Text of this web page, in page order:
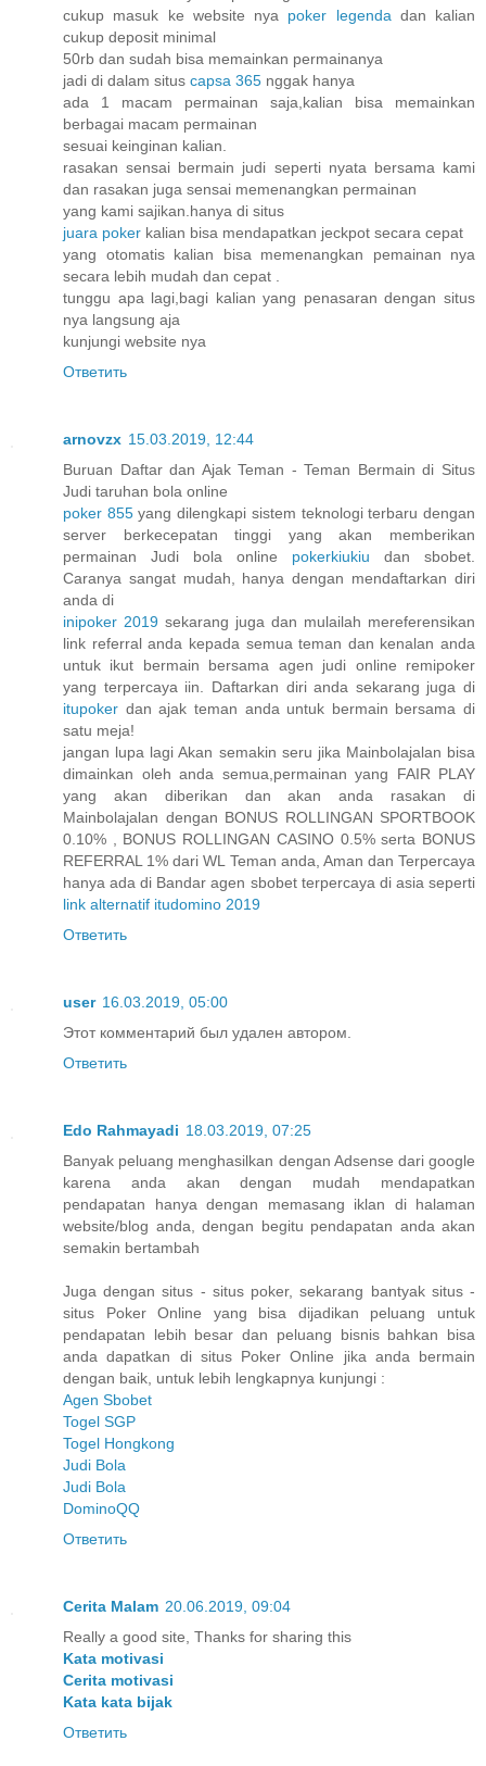
cukup masuk ke website nya poker legenda dan kalian
cukup deposit minimal
50rb dan sudah bisa memainkan permainanya
jadi di dalam situs capsa 365 nggak hanya
ada 1 macam permainan saja,kalian bisa memainkan
berbagai macam permainan
sesuai keinginan kalian.
rasakan sensai bermain judi seperti nyata bersama kami
dan rasakan juga sensai memenangkan permainan
yang kami sajikan.hanya di situs
juara poker kalian bisa mendapatkan jeckpot secara cepat
yang otomatis kalian bisa memenangkan pemainan nya
secara lebih mudah dan cepat .
tunggu apa lagi,bagi kalian yang penasaran dengan situs
nya langsung aja
kunjungi website nya
Ответить
arnovzx 15.03.2019, 12:44
Buruan Daftar dan Ajak Teman - Teman Bermain di Situs
Judi taruhan bola online
poker 855yang dilengkapi sistem teknologi terbaru dengan
server berkecepatan tinggi yang akan memberikan
permainan Judi bola online pokerkiukiu dan sbobet.
Caranya sangat mudah, hanya dengan mendaftarkan diri
anda di
inipoker 2019 sekarang juga dan mulailah mereferensikan
link referral anda kepada semua teman dan kenalan anda
untuk ikut bermain bersama agen judi online remipoker
yang terpercaya iin. Daftarkan diri anda sekarang juga di
itupoker dan ajak teman anda untuk bermain bersama di
satu meja!
jangan lupa lagi Akan semakin seru jika Mainbolajalan bisa
dimainkan oleh anda semua,permainan yang FAIR PLAY
yang akan diberikan dan akan anda rasakan di
Mainbolajalan dengan BONUS ROLLINGAN SPORTBOOK
0.10% , BONUS ROLLINGAN CASINO 0.5% serta BONUS
REFERRAL 1% dari WL Teman anda, Aman dan Terpercaya
hanya ada di Bandar agen sbobet terpercaya di asia seperti
link alternatif itudomino 2019
Ответить
user 16.03.2019, 05:00
Этот комментарий был удален автором.
Ответить
Edo Rahmayadi 18.03.2019, 07:25
Banyak peluang menghasilkan dengan Adsense dari google
karena anda akan dengan mudah mendapatkan
pendapatan hanya dengan memasang iklan di halaman
website/blog anda, dengan begitu pendapatan anda akan
semakin bertambah
Juga dengan situs - situs poker, sekarang bantyak situs -
situs Poker Online yang bisa dijadikan peluang untuk
pendapatan lebih besar dan peluang bisnis bahkan bisa
anda dapatkan di situs Poker Online jika anda bermain
dengan baik, untuk lebih lengkapnya kunjungi :
Agen Sbobet
Togel SGP
Togel Hongkong
Judi Bola
Judi Bola
DominoQQ
Ответить
Cerita Malam 20.06.2019, 09:04
Really a good site, Thanks for sharing this
Kata motivasi
Cerita motivasi
Kata kata bijak
Ответить